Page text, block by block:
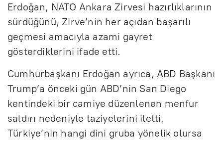
Erdoğan, NATO Ankara Zirvesi hazırlıklarının
sürdüğünü, Zirve’nin her açıdan başarılı
geçmesi amacıyla azami gayret
gösterdiklerini ifade etti.
Cumhurbaşkanı Erdoğan ayrıca, ABD Başkanı
Trump’a önceki gün ABD’nin San Diego
kentindeki bir camiye düzenlenen menfur
saldırı nedeniyle taziyelerini iletti,
Türkiye’nin hangi dini gruba yönelik olursa